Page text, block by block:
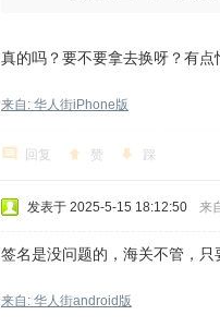
真的吗？要不要拿去换呀？有点
来自: 华人街iPhone版
回复 赞 踩
发表于 2025-5-15 18:12:50 来
签名是没问题的，海关不管，
来自: 华人街android版